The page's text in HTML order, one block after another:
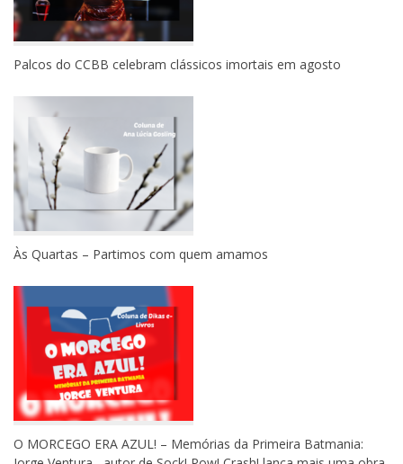
Palcos do CCBB celebram clássicos imortais em agosto
Às Quartas – Partimos com quem amamos
O MORCEGO ERA AZUL! – Memórias da Primeira Batmania: